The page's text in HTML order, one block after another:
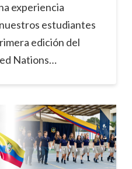
experiencia
estudiantes
edición del
Nations…